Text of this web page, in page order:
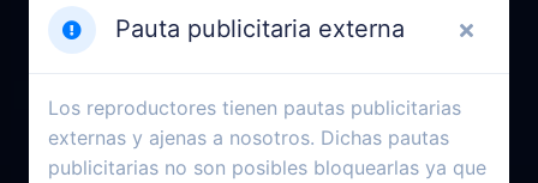
Pauta publicitaria externa
Los reproductores tienen pautas publicitarias
externas y ajenas a nosotros. Dichas pautas
publicitarias no son posibles bloquearlas ya que